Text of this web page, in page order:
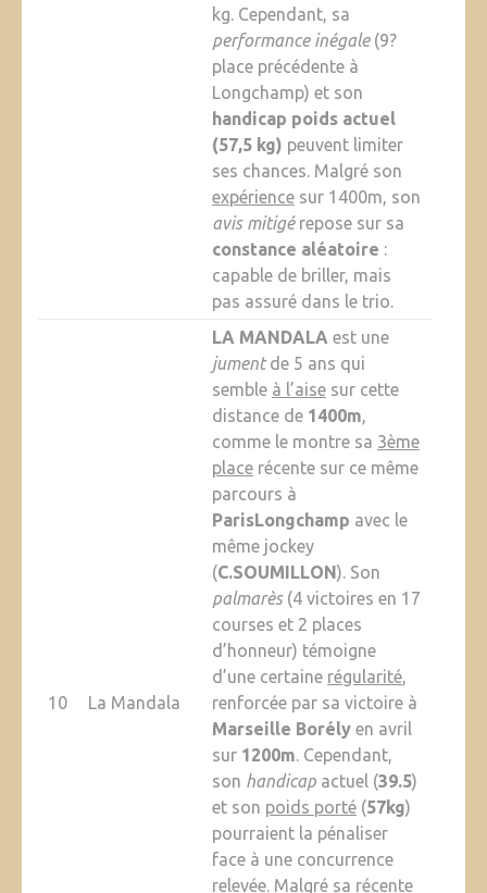
kg. Cependant, sa
performance inégale(9?
place précédente à
Longchamp) et son
handicap poids actuel
(57,5 kg) peuvent limiter
ses chances. Malgré son
expériencesur 1400m, son
avis mitigérepose sur sa
constance aléatoire :
capable de briller, mais
pas assuré dans le trio.
10 La Mandala
LA MANDALA est une
jumentde 5 ans qui
semble à l’aisesur cette
distance de 1400m,
comme le montre sa 3ème
placerécente sur ce même
parcours à
ParisLongchamp avec le
même jockey
(C.SOUMILLON). Son
palmarès(4 victoires en 17
courses et 2 places
d’honneur) témoigne
d’une certaine régularité,
renforcée par sa victoire à
Marseille Borélyen avril
sur 1200m. Cependant,
son handicapactuel (39.5)
et son poids porté(57kg)
pourraient la pénaliser
face à une concurrence
relevée. Malgré sa récente